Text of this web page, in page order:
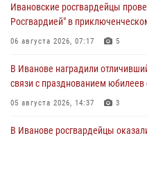
Ивановские росгвардейцы
Росгвардией" в
06 августа 2026, 07:17 5
В Иванове наградили
связи с празднованием юбилеев
05 августа 2026, 14:37 3
В Иванове росгвардейцы